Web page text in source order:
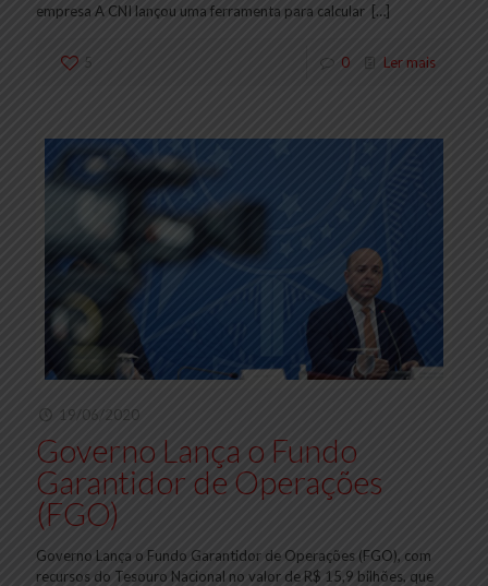
empresa A CNI lançou uma ferramenta para calcular […]
5 0 Ler mais
19/06/2020
Governo Lança o Fundo
Garantidor de Operações
(FGO)
Governo Lança o Fundo Garantidor de Operações (FGO), com
recursos do Tesouro Nacional no valor de R$ 15,9 bilhões, que